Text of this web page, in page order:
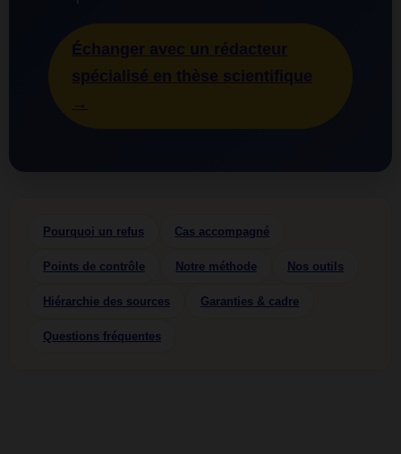
Échanger avec un rédacteur
spécialisé en thèse scientifique
→
Pourquoi un refus Cas accompagné
Points de contrôle Notre méthode Nos outils
Hiérarchie des sources Garanties & cadre
Questions fréquentes